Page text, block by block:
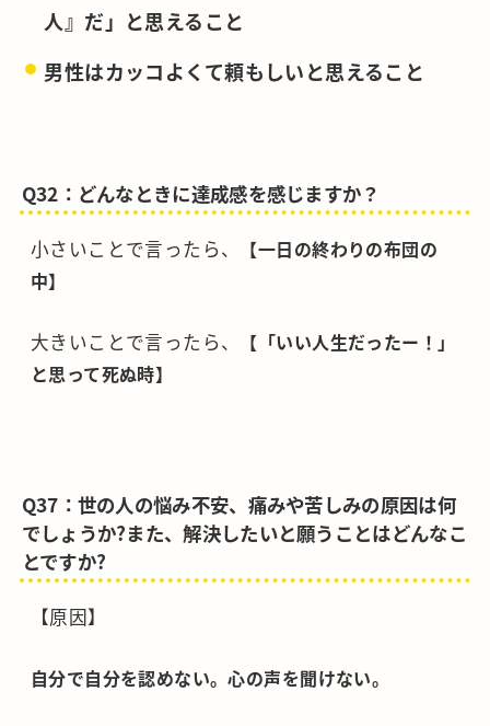
人』だ」と思えること
男性はカッコよくて頼もしいと思えること
Q32：どんなときに達成感を感じますか？
小さいことで言ったら、
【一日の終わりの布団の
中】
大きいことで言ったら、
【「いい人生だったー！」
と思って死ぬ時】
Q37：世の人の悩み不安、痛みや苦しみの原因は何
でしょうか?また、解決したいと願うことはどんなこ
とですか?
【原因】
自分で自分を認めない。心の声を聞けない。